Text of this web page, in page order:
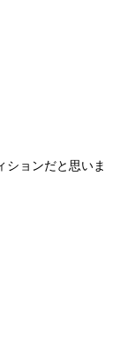
ションだと思いま